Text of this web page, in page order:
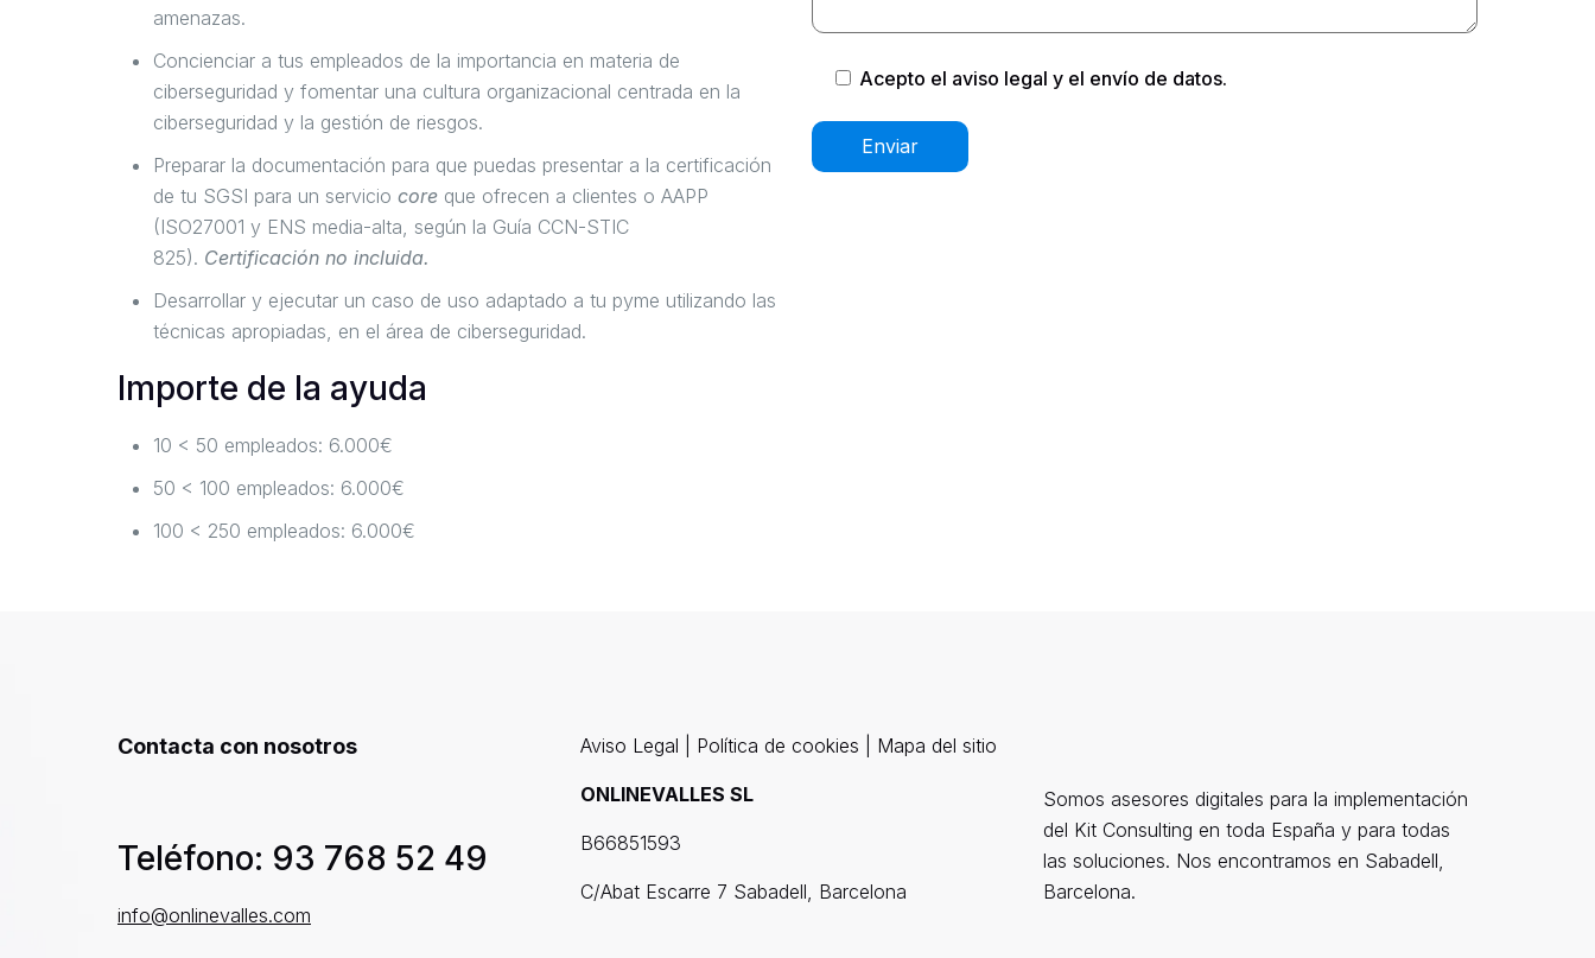
amenazas.
Concienciar a tus empleados de la importancia en materia de
ciberseguridad y fomentar una cultura organizacional centrada en la
ciberseguridad y la gestión de riesgos.
Preparar la documentación para que puedas presentar a la certificación
de tu SGSI para un servicio core que ofrecen a clientes o AAPP
(ISO27001 y ENS media-alta, según la Guía CCN-STIC
825). Certificación no incluida.
Desarrollar y ejecutar un caso de uso adaptado a tu pyme utilizando las
técnicas apropiadas, en el área de ciberseguridad.
Importe de la ayuda
10 < 50 empleados: 6.000€
50 < 100 empleados: 6.000€
100 < 250 empleados: 6.000€
Acepto el aviso legal y el envío de datos.
Contacta con nosotros
Teléfono: 93 768 52 49
info@onlinevalles.com
Aviso Legal Política de cookies Mapa del sitio
ONLINEVALLES SL
B66851593
C/Abat Escarre 7 Sabadell, Barcelona
Somos asesores digitales para la implementación
del Kit Consulting en toda España y para todas
las soluciones. Nos encontramos en Sabadell,
Barcelona.